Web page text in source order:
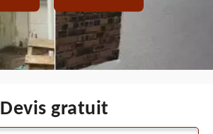
Devis gratuit